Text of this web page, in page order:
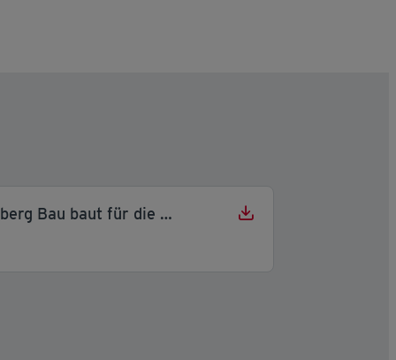
240913_Rhomberg Bau baut für die GWG_1_quer